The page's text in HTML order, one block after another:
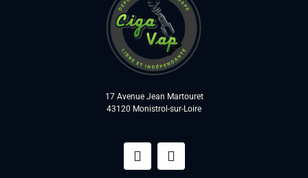
17 Avenue Jean Martouret
43120 Monistrol-sur-Loire